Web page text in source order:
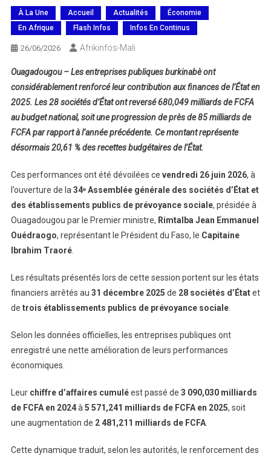
À La Une Accueil Actualités
Économie
En Afrique
Flash Infos Infos En Continus
26/06/2026 Afrikinfos-Mali
Ouagadougou – Les entreprises publiques burkinabè ont
considérablement renforcé leur contribution aux finances de l’État en
2025. Les 28 sociétés d’État ont reversé 680,049 milliards de FCFA
au budget national, soit une progression de près de 85 milliards de
FCFA par rapport à l’année précédente. Ce montant représente
désormais 20,61 % des recettes budgétaires de l’État.
Ces performances ont été dévoilées ce vendredi 26 juin 2026, à
l’ouverture de la 34ᵉ Assemblée générale des sociétés d’État et
des établissements publics de prévoyance sociale, présidée à
Ouagadougou par le Premier ministre, Rimtalba Jean Emmanuel
Ouédraogo, représentant le Président du Faso, le Capitaine
Ibrahim Traoré.
Les résultats présentés lors de cette session portent sur les états
financiers arrêtés au 31 décembre 2025 de 28 sociétés d’Étatet
de trois établissements publics de prévoyance sociale.
Selon les données officielles, les entreprises publiques ont
enregistré une nette amélioration de leurs performances
économiques.
Leur chiffre d’affaires cumuléest passé de 3 090,030 milliards
de FCFA en 2024à 5 571,241 milliards de FCFA en 2025, soit
une augmentation de 2 481,211 milliards de FCFA.
Cette dynamique traduit, selon les autorités, le renforcement des